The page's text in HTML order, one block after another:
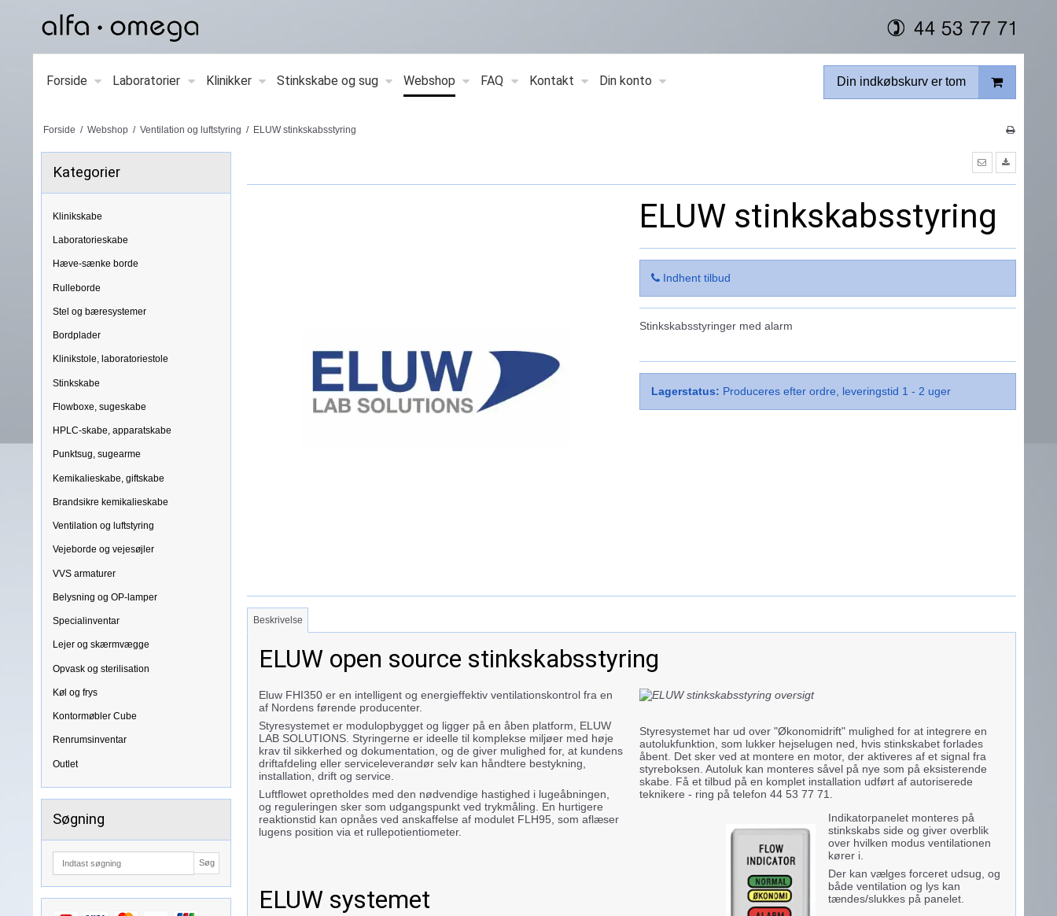
Forside Laboratorier Klinikker Stinkskabe og sug Webshop FAQ Kontakt Din konto Din indkøbskurv er tom
Forside / Webshop / Ventilation og luftstyring / ELUW stinkskabsstyring
Kategorier
Klinikskabe
Laboratorieskabe
Hæve-sænke borde
Rulleborde
Stel og bæresystemer
Bordplader
Klinikstole, laboratoriestole
Stinkskabe
Flowboxe, sugeskabe
HPLC-skabe, apparatskabe
Punktsug, sugearme
Kemikalieskabe, giftskabe
Brandsikre kemikalieskabe
Ventilation og luftstyring
Vejeborde og vejesøjler
VVS armaturer
Belysning og OP-lamper
Specialinventar
Lejer og skærmvægge
Opvask og sterilisation
Køl og frys
Kontormøbler Cube
Renrumsinventar
Outlet
Søgning
Søg
ELUW stinkskabsstyring
Indhent tilbud
Stinkskabsstyringer med alarm
Lagerstatus: Produceres efter ordre, leveringstid 1 - 2 uger
Beskrivelse
ELUW open source stinkskabsstyring
Eluw FHI350 er en intelligent og energieffektiv ventilationskontrol fra en
af Nordens førende producenter.
Styresystemet er modulopbygget og ligger på en åben platform, ELUW
LAB SOLUTIONS. Styringerne er ideelle til komplekse miljøer med høje
krav til sikkerhed og dokumentation, og de giver mulighed for, at kundens
driftafdeling eller serviceleverandør selv kan håndtere bestykning,
installation, drift og service.
Luftflowet opretholdes med den nødvendige hastighed i lugeåbningen,
og reguleringen sker som udgangspunkt ved trykmåling. En hurtigere
reaktionstid kan opnåes ved anskaffelse af modulet FLH95, som aflæser
lugens position via et rullepotientiometer.
ELUW systemet
Styresystemet har ud over "Økonomidrift" mulighed for at integrere en
autolukfunktion, som lukker hejselugen ned, hvis stinkskabet forlades
åbent. Det sker ved at montere en motor, der aktiveres af et signal fra
styreboksen. Autoluk kan monteres såvel på nye som på eksisterende
skabe. Få et tilbud på en komplet installation udført af autoriserede
teknikere - ring på telefon 44 53 77 71.
Indikatorpanelet monteres på
stinkskabs side og giver overblik
over hvilken modus ventilationen
kører i.
Der kan vælges forceret udsug, og
både ventilation og lys kan
tændes/slukkes på panelet.